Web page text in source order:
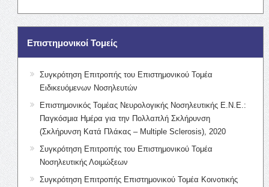
Επιστημονικοί Τομείς
Συγκρότηση Επιτροπής του Επιστημονικού Τομέα
Ειδικευόμενων Νοσηλευτών
Επιστημονικός Τομέας Νευρολογικής Νοσηλευτικής Ε.Ν.Ε.:
Παγκόσμια Ημέρα για την Πολλαπλή Σκλήρυνση
(Σκλήρυνση Κατά Πλάκας – Multiple Sclerosis), 2020
Συγκρότηση Επιτροπής του Επιστημονικού Τομέα
Νοσηλευτικής Λοιμώξεων
Συγκρότηση Επιτροπής Επιστημονικού Τομέα Κοινοτικής